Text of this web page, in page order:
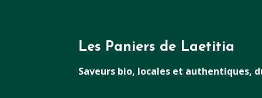
Les Paniers de Laetitia
Saveurs bio, locales et authentiques,